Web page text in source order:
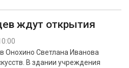
ждут открытия
Онохино Светлана Иванова
В здании учреждения